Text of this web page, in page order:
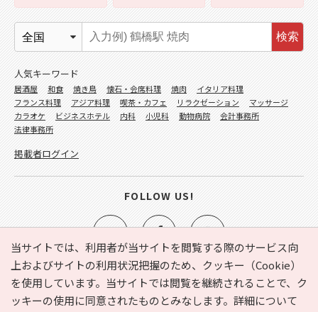
当サイトでは、利用者が当サイトを閲覧する際のサービス向
上およびサイトの利用状況把握のため、クッキー（Cookie）
を使用しています。当サイトでは閲覧を継続されることで、ク
ッキーの使用に同意されたものとみなします。詳細について
e-NAVITA（イーナビタ）とは？ お気に入り
ヘルプ
利用規約
個人情報の取り扱いについて 運営会社
検索
人気キーワード
居酒屋 和食 焼き鳥 懐石・会席料理 焼肉
イタリア料理
フランス料理
アジア料理 喫茶・カフェ リラクゼーション
マッサージ
カラオケ
ビジネスホテル 内科 小児科 動物病院
会計事務所
法律事務所
掲載者ログイン
FOLLOW US!